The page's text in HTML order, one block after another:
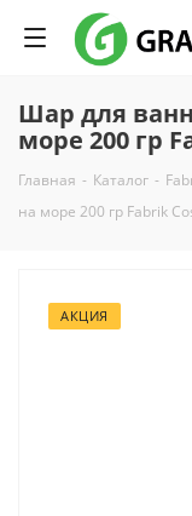
Шар для
море 200 гр
Главная - Каталог -
на море 200 гр Fabrik
АКЦИЯ